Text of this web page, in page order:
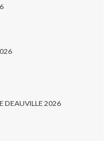
DEAUVILLE 2026